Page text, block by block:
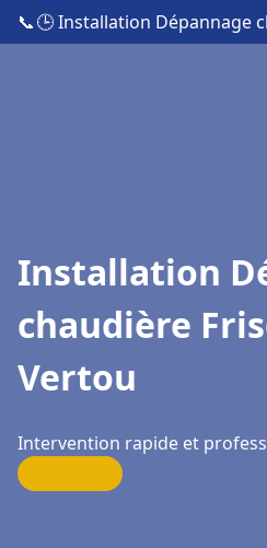
📞🕒 Installation Dépannage
Installation
chaudière
Vertou
Intervention rapide et